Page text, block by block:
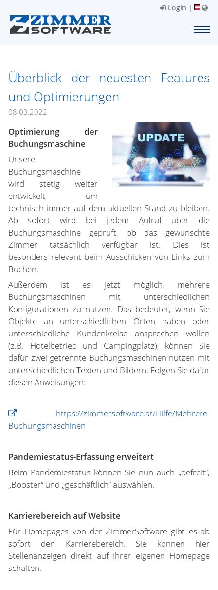
Login |
Überblick der neuesten Features
und Optimierungen
08.03.2022
Optimierung der
Buchungsmaschine
Unsere
Buchungsmaschine
wird stetig weiter
entwickelt, um
technisch immer auf dem aktuellen Stand zu bleiben.
Ab sofort wird bei jedem Aufruf über die
Buchungsmaschine geprüft, ob das gewünschte
Zimmer tatsächlich verfügbar ist. Dies ist
besonders relevant beim Ausschicken von Links zum
Buchen.
Außerdem ist es jetzt möglich, mehrere
Buchungsmaschinen mit unterschiedlichen
Konfigurationen zu nutzen. Das bedeutet, wenn Sie
Objekte an unterschiedlichen Orten haben oder
unterschiedliche Kundenkreise ansprechen wollen
(z.B. Hotelbetrieb und Campingplatz), können Sie
dafür zwei getrennte Buchungsmaschinen nutzen mit
unterschiedlichen Texten und Bildern. Folgen Sie dafür
diesen Anweisungen:
https://zimmersoftware.at/Hilfe/Mehrere-
Buchungsmaschinen
Pandemiestatus-Erfassung erweitert
Beim Pandemiestatus können Sie nun auch „befreit“,
„Booster“ und „geschäftlich“ auswählen.
Karrierebereich auf Website
Für Homepages von der ZimmerSoftware gibt es ab
sofort den Karrierebereich. Sie können hier
Stellenanzeigen direkt auf Ihrer eigenen Homepage
schalten.